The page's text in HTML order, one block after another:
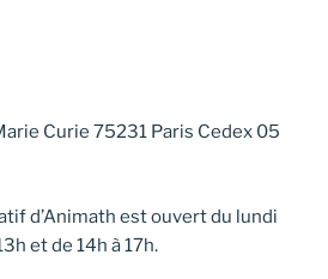
Curie 75231 Paris Cedex 05
d’Animath est ouvert du lundi
et de 14h à 17h.